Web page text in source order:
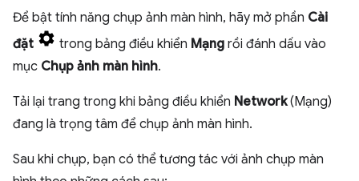
Để bật tính năng chụp ảnh màn hình, hãy mở phần Cài
đặt
trong bảng điều khiển Mạng rồi đánh dấu vào
mục Chụp ảnh màn hình.
Tải lại trang trong khi bảng điều khiển Network(Mạng)
đang là trọng tâm để chụp ảnh màn hình.
Sau khi chụp, bạn có thể tương tác với ảnh chụp màn